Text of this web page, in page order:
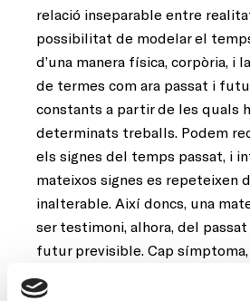
relació inseparable entre
possibilitat de modelar el
d’una manera física, corpòria, i
de termes com ara passat i
constants a partir de les quals
determinats treballs. Podem
els signes del temps passat, i
mateixos signes es repeteixen
inalterable. Així doncs, una
ser testimoni, alhora, del
futur previsible. Cap símptoma,
present, que ens faci dubtar
successió és inalterable.